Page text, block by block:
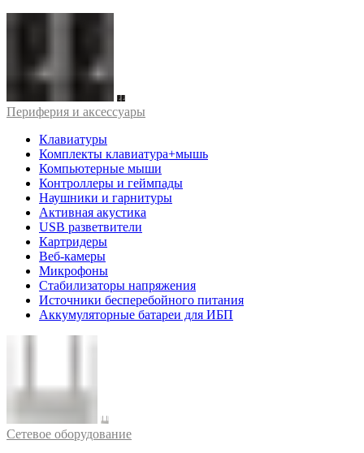
Периферия и аксессуары
Клавиатуры
Комплекты клавиатура+мышь
Компьютерные мыши
Контроллеры и геймпады
Наушники и гарнитуры
Активная акустика
USB разветвители
Картридеры
Веб-камеры
Микрофоны
Стабилизаторы напряжения
Источники бесперебойного питания
Аккумуляторные батареи для ИБП
Cетевое оборудование